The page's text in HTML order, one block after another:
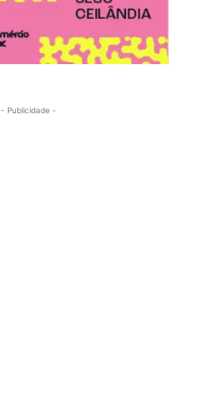
- Publicidade -